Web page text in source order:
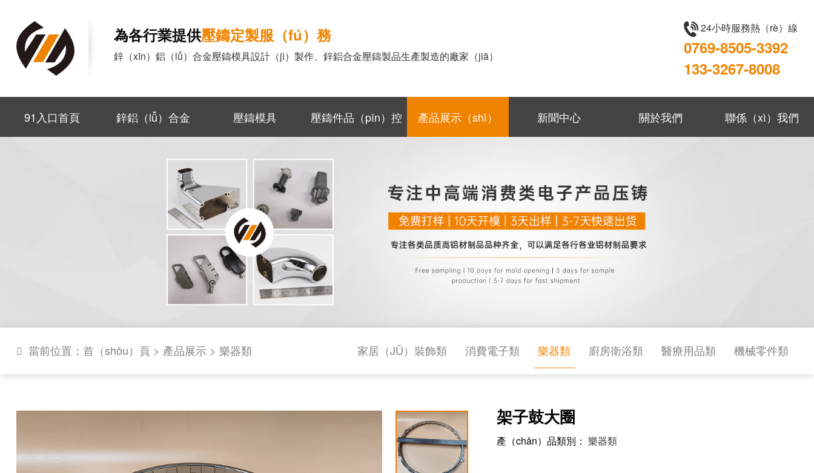
為各行業提供壓鑄定製服（fú）務
鋅（xīn）鋁（lǚ）合金壓鑄模具設計（jì）製作、鋅鋁合金壓鑄製品生產製造的廠家（jiā）
24小時服務熱（rè）線
0769-8505-3392
133-3267-8008
91入口首頁 鋅鋁（lǚ）合金
（jīn）壓鑄
壓鑄模具 壓鑄件品（pǐn）控
（kòng）
產品展示（shì） 新聞中心 關於我們 聯係（xì）我們
當前位置： 首（shǒu）頁> 產品展示> 樂器類 家居（JŪ）裝飾類 消費電子類 樂器類 廚房衛浴類 醫療用品類 機械零件類
架子鼓大圈
產（chǎn）品類別：樂器類